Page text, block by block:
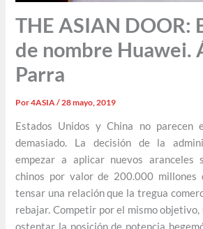
THE ASIAN DOOR:
de nombre Huawei.
Parra
Por4ASIA/ 28 mayo, 2019
Estados Unidos y China no parecen
demasiado. La decisión de la
empezar a aplicar nuevos aranceles
chinos por valor de 200.000 millones
tensar una relación que la tregua
rebajar. Competir por el mismo objetivo,